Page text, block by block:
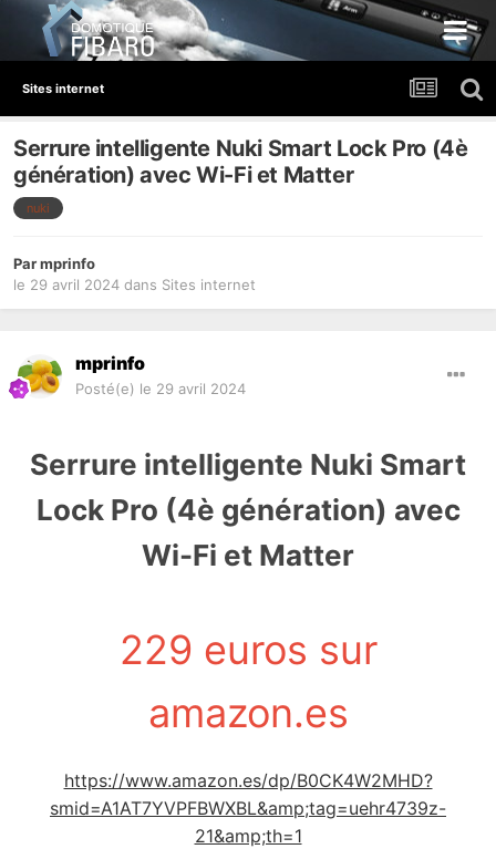
Sites internet
Serrure intelligente Nuki Smart Lock Pro (4è
génération) avec Wi-Fi et Matter
nuki
Parmprinfo
le 29 avril 2024 dans Sites internet
mprinfo
Posté(e) le 29 avril 2024
Serrure intelligente Nuki Smart
Lock Pro (4è génération) avec
Wi-Fi et Matter
229 euros sur
amazon.es
https://www.amazon.es/dp/B0CK4W2MHD?
smid=A1AT7YVPFBWXBL&amp;tag=uehr4739z-
21&amp;th=1